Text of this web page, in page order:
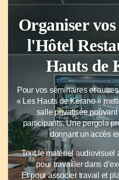
Organiser
l'Hôtel
Hauts de
Pour vos séminaires et
« Les Hauts de Kerano »
salle privatisée
participants. Une pergola
donnant un accès
Tout le matériel audiovisuel
pour travailler dans
Et pour associer travail et
Accueil
Notre
Notre histoire
Lounge bar